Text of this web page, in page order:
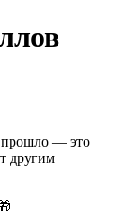
прошло — это
другим